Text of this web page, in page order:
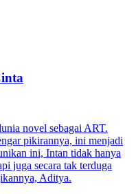
novel sebagai ART.
pikirannya, ini menjadi
ini, Intan tidak hanya
juga secara tak terduga
Aditya.